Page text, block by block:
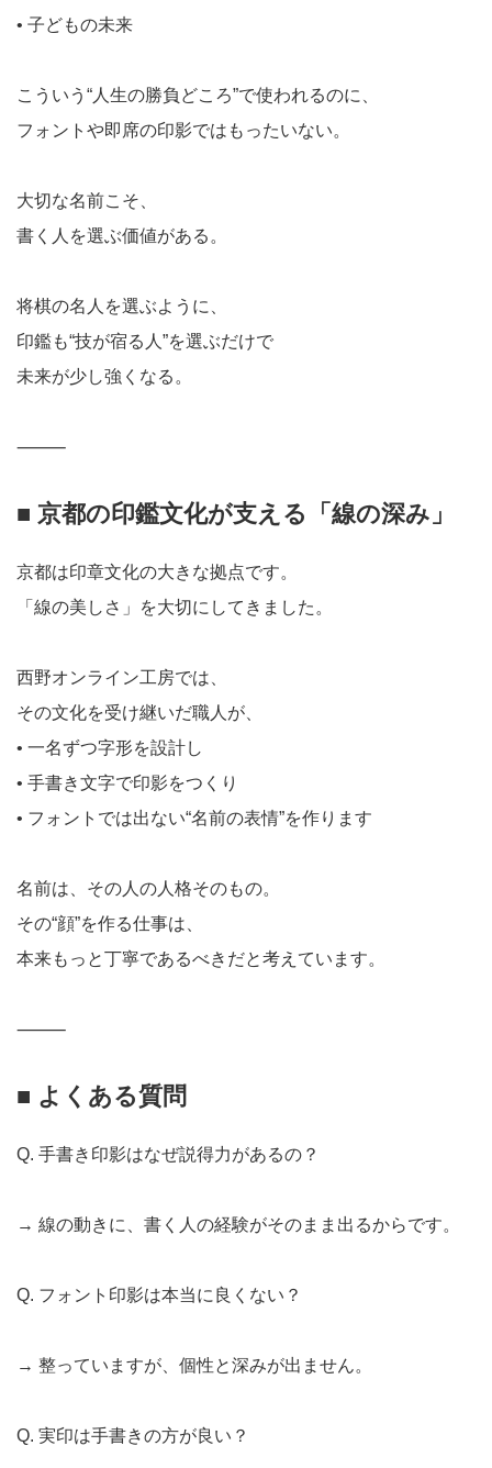
• 子どもの未来
こういう“人生の勝負どころ”で使われるのに、
フォントや即席の印影ではもったいない。
大切な名前こそ、
書く人を選ぶ価値がある。
将棋の名人を選ぶように、
印鑑も“技が宿る人”を選ぶだけで
未来が少し強くなる。
⸻
■ 京都の印鑑文化が支える「線の深み」
京都は印章文化の大きな拠点です。
「線の美しさ」を大切にしてきました。
西野オンライン工房では、
その文化を受け継いだ職人が、
• 一名ずつ字形を設計し
• 手書き文字で印影をつくり
• フォントでは出ない“名前の表情”を作ります
名前は、その人の人格そのもの。
その“顔”を作る仕事は、
本来もっと丁寧であるべきだと考えています。
⸻
■ よくある質問
Q. 手書き印影はなぜ説得力があるの？
→ 線の動きに、書く人の経験がそのまま出るからです。
Q. フォント印影は本当に良くない？
→ 整っていますが、個性と深みが出ません。
Q. 実印は手書きの方が良い？